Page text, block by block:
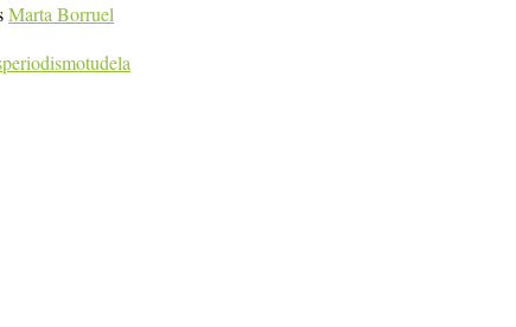
Marta Borruel
periodismotudela